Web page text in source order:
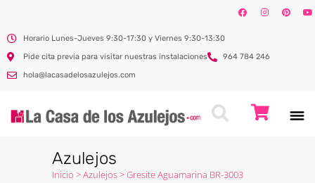
Horario Lunes-Jueves 9:30-17:30 y Viernes 9:30-13:30
Pide cita previa para visitar nuestras instalaciones
964 784 246
hola@lacasadelosazulejos.com
Azulejos
Inicio >Azulejos>Gresite Aguamarina BR-3003